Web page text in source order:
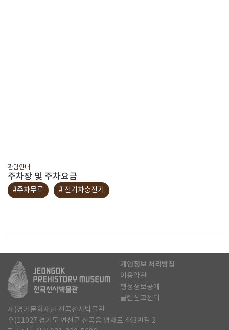
관람안내
주차장 및 주차요금
#주차무료 # 전기차충전기
개인정보 처리방침
이용약관
행정정보공개
클린신고센터
재)경기문화재단 전곡선사박물관
우)11027 경기도 연천군 전곡읍 평화로 443번길 2